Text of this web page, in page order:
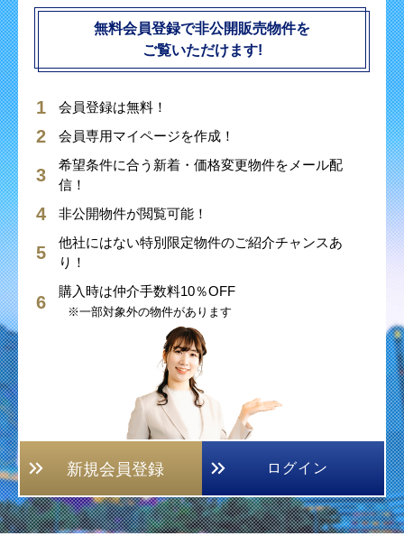
無料会員登録で非公開販売物件を
ご覧いただけます!
会員登録は無料！
会員専用マイページを作成！
希望条件に合う新着・価格変更物件をメール配
信！
非公開物件が閲覧可能！
他社にはない特別限定物件のご紹介チャンスあ
り！
購入時は仲介手数料10％OFF
※一部対象外の物件があります
新規会員登録 ログイン